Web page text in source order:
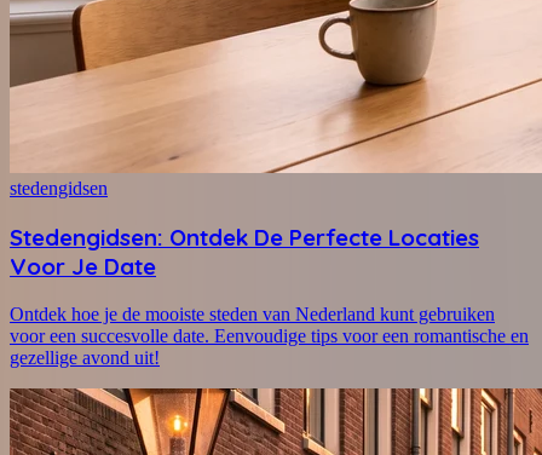
stedengidsen
Stedengidsen: Ontdek De Perfecte Locaties
Voor Je Date
Ontdek hoe je de mooiste steden van Nederland kunt gebruiken
voor een succesvolle date. Eenvoudige tips voor een romantische en
gezellige avond uit!